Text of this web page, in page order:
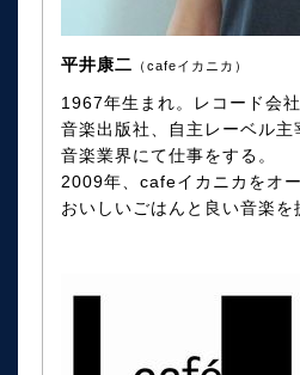
平井康二 （cafeイカニカ）
1967年生まれ。レコード会
音楽出版社、自主レーベル主
音楽業界にて仕事をする。
2009年、cafeイカニカをオ
おいしいごはんと良い音楽を